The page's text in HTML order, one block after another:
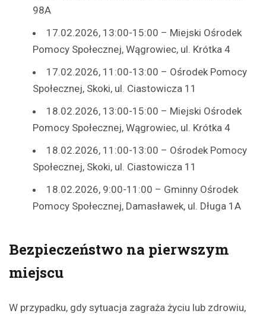
98A
17.02.2026, 13:00-15:00 – Miejski Ośrodek
Pomocy Społecznej, Wągrowiec, ul. Krótka 4
17.02.2026, 11:00-13:00 – Ośrodek Pomocy
Społecznej, Skoki, ul. Ciastowicza 11
18.02.2026, 13:00-15:00 – Miejski Ośrodek
Pomocy Społecznej, Wągrowiec, ul. Krótka 4
18.02.2026, 11:00-13:00 – Ośrodek Pomocy
Społecznej, Skoki, ul. Ciastowicza 11
18.02.2026, 9:00-11:00 – Gminny Ośrodek
Pomocy Społecznej, Damasławek, ul. Długa 1A
Bezpieczeństwo na pierwszym
miejscu
W przypadku, gdy sytuacja zagraża życiu lub zdrowiu,